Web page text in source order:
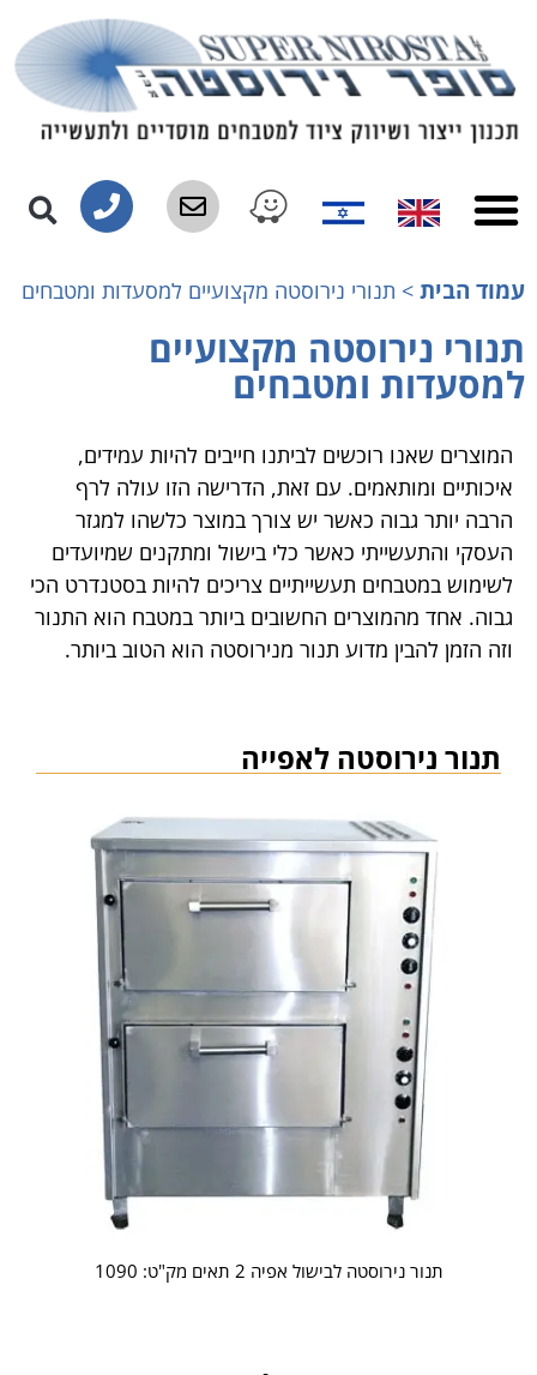
עמוד הבית > תנורי נירוסטה מקצועיים למסעדות ומטבחים
תנורי נירוסטה מקצועיים
למסעדות ומטבחים
המוצרים שאנו רוכשים לביתנו חייבים להיות עמידים,
איכותיים ומותאמים. עם זאת, הדרישה הזו עולה לרף
הרבה יותר גבוה כאשר יש צורך במוצר כלשהו למגזר
העסקי והתעשייתי כאשר כלי בישול ומתקנים שמיועדים
לשימוש במטבחים תעשייתיים צריכים להיות בסטנדרט הכי
גבוה. אחד מהמוצרים החשובים ביותר במטבח הוא התנור
וזה הזמן להבין מדוע תנור מנירוסטה הוא הטוב ביותר.
תנור נירוסטה לאפייה
תנור נירוסטה לבישול אפיה 2 תאים מק"ט: 1090